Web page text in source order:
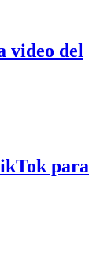
video del
para